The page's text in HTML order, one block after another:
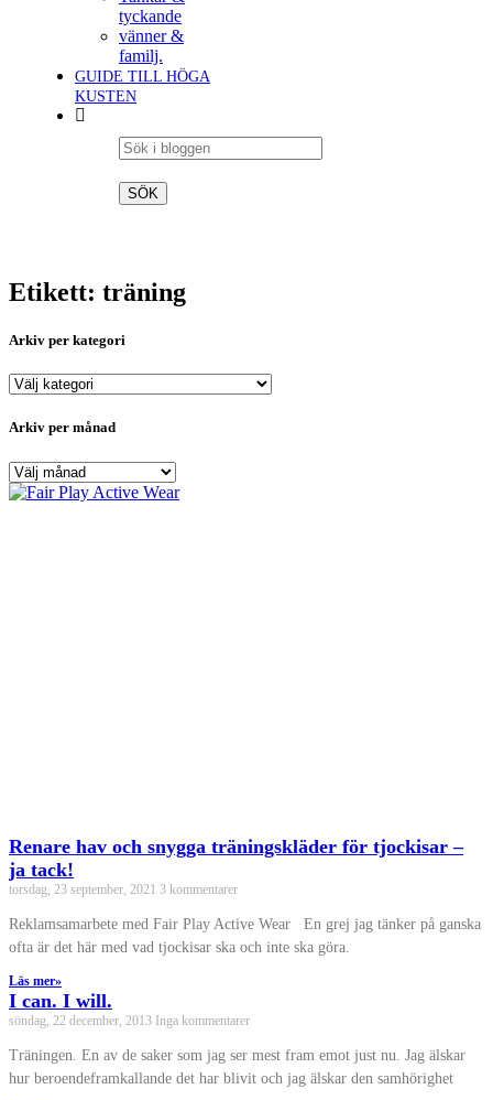
tyckande
vänner &
familj.
GUIDE TILL HÖGA
KUSTEN
Etikett: träning
Arkiv per kategori
Arkiv
kategori
Arkiv per månad
Arkiv
per
Renare hav och snygga träningskläder för tjockisar –
ja tack!
torsdag, 23 september, 2021 3 kommentarer
Reklamsamarbete med Fair Play Active Wear En grej jag tänker på ganska
ofta är det här med vad tjockisar ska och inte ska göra.
Läs mer»
I can. I will.
söndag, 22 december, 2013 Inga kommentarer
Träningen. En av de saker som jag ser mest fram emot just nu. Jag älskar
hur beroendeframkallande det har blivit och jag älskar den samhörighet